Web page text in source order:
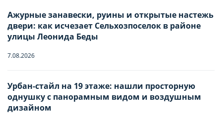
Ажурные занавески, руины и открытые настежь
двери: как исчезает Сельхозпоселок в районе
улицы Леонида Беды
7.08.2026
Урбан-стайл на 19 этаже: нашли просторную
однушку с панорамным видом и воздушным
дизайном
Отправьте запрос, чтобы забронировать
Количество гостей
Взрослые - 0 +
Заезд
НАСТРОЙТЕ ПАРАМЕТРЫ
ИСПОЛЬЗОВАНИЯ ФАЙЛОВ
НАСТРОЙТЕ ПАРАМЕТРЫ
ИСПОЛЬЗОВАНИЯ ФАЙЛОВ